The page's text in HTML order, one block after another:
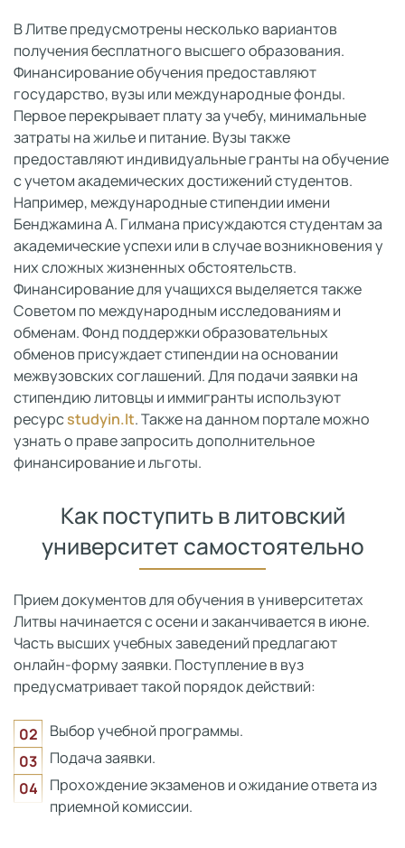
В Литве предусмотрены несколько вариантов
получения бесплатного высшего образования.
Финансирование обучения предоставляют
государство, вузы или международные фонды.
Первое перекрывает плату за учебу, минимальные
затраты на жилье и питание. Вузы также
предоставляют индивидуальные гранты на обучение
с учетом академических достижений студентов.
Например, международные стипендии имени
Бенджамина А. Гилмана присуждаются студентам за
академические успехи или в случае возникновения у
них сложных жизненных обстоятельств.
Финансирование для учащихся выделяется также
Советом по международным исследованиям и
обменам. Фонд поддержки образовательных
обменов присуждает стипендии на основании
межвузовских соглашений. Для подачи заявки на
стипендию литовцы и иммигранты используют
ресурсstudyin.lt. Также на данном портале можно
узнать о праве запросить дополнительное
финансирование и льготы.
Как поступить в литовский
университет самостоятельно
Прием документов для обучения в университетах
Литвы начинается с осени и заканчивается в июне.
Часть высших учебных заведений предлагают
онлайн-форму заявки. Поступление в вуз
предусматривает такой порядок действий:
Выбор учебной программы.
Подача заявки.
Прохождение экзаменов и ожидание ответа из
приемной комиссии.